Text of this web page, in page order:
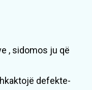
, sidomos ju që
defekte-